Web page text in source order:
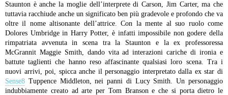
Staunton è anche la moglie dell’interprete di Carson, Jim Carter, ma che
tuttavia racchiude anche un significato ben più gradevole e profondo che va
oltre il nome altisonante dell’attrice. Con la mente al suo ruolo come
Dolores Umbridge in Harry Potter, è infatti impossibile non godere della
rimpatriata avvenuta in scena tra la Staunton e la ex professoressa
McGrannit Maggie Smith, dando vita ad interazioni cariche di ironia e
battute taglienti che hanno reso affascinante qualsiasi loro scena.
Tra i
nuovi arrivi, poi, spicca anche il personaggio interpretato dalla ex star di
Sense8 Tuppence Middleton, nei panni di Lucy Smith. Un personaggio
indubbiamente creato ad arte per Tom Branson e che si porta dietro le